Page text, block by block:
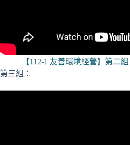
【112-1 友善環境經營】第二
第三組：